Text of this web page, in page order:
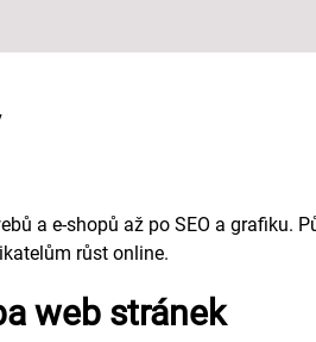
a e-shopů až po SEO a grafiku.
růst online.
web stránek